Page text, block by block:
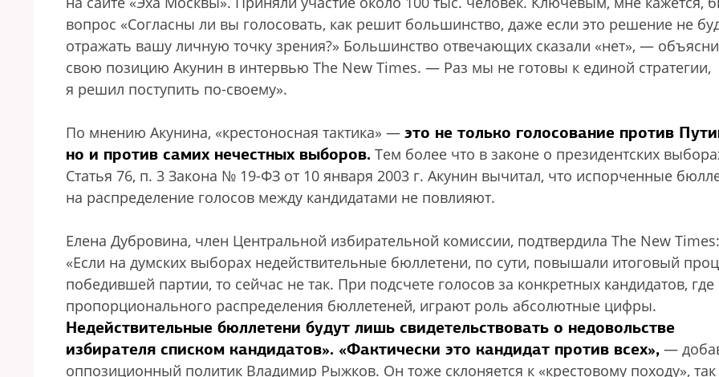
вопрос «Согласны ли вы голосовать, как решит большинство, даже если это решение не
отражать вашу личную точку зрения?» Большинство отвечающих сказали «нет», —
свою позицию Акунин в интервью The New Times. — Раз мы не готовы к единой стратегии,
я решил поступить по-своему».
По мнению Акунина, «крестоносная тактика» — это не только голосование против
но и против самих нечестных выборов. Тем более что в законе о президентских
Статья 76, п. 3 Закона № 19-ФЗ от 10 января 2003 г. Акунин вычитал, что испорченные
на распределение голосов между кандидатами не повлияют.
Елена Дубровина, член Центральной избирательной комиссии, подтвердила The New Times:
«Если на думских выборах недействительные бюллетени, по сути, повышали итоговый
победившей партии, то сейчас не так. При подсчете голосов за конкретных кандидатов, где
пропорционального распределения бюллетеней, играют роль абсолютные цифры.
Недействительные бюллетени будут лишь свидетельствовать о недовольстве
избирателя списком кандидатов». «Фактически это кандидат против всех», —
оппозиционный политик Владимир Рыжков. Он тоже склоняется к «крестовому походу», так